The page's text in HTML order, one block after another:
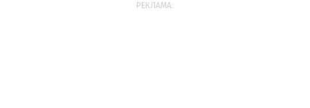
РЕКЛАМА: